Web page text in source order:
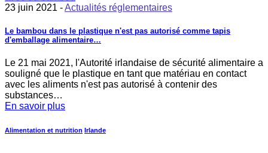
23 juin 2021 -Actualités réglementaires
Le bambou dans le plastique n'est pas autorisé comme tapis
d'emballage alimentaire…
Le 21 mai 2021, l'Autorité irlandaise de sécurité alimentaire a
souligné que le plastique en tant que matériau en contact
avec les aliments n'est pas autorisé à contenir des
substances…
En savoir plus
Alimentation et nutrition Irlande